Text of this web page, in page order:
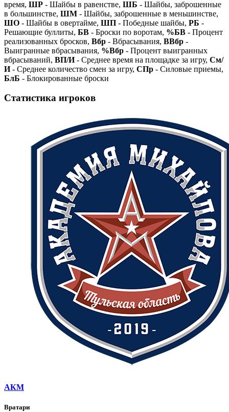
время, ШР - Шайбы в равенстве, ШБ - Шайбы, заброшенные
в большинстве, ШМ - Шайбы, заброшенные в меньшинстве,
ШО - Шайбы в овертайме, ШП - Победные шайбы, РБ -
Решающие буллиты, БВ - Броски по воротам, %БВ - Процент
реализованных бросков, Вбр - Вбрасывания, ВВбр -
Выигранные вбрасывания, %Вбр - Процент выигранных
вбрасываний, ВП/И- Среднее время на площадке за игру, См/
И- Среднее количество смен за игру, СПр - Силовые приемы,
БлБ - Блокированные броски
Статистика игроков
АКМ
Вратари